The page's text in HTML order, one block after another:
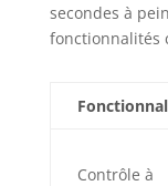
secondes à
fonctionnalités
Contrôle à